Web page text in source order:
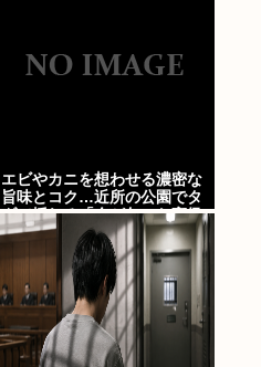
エビやカニを想わせる濃密な
旨味とコク…近所の公園でタ
ダで採れる「今が旬」な高級
食材の名前